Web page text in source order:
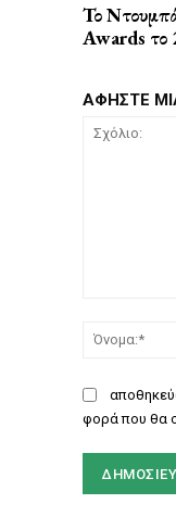
Το
Awards το
ΑΦΗΣΤΕ
φορά που θα